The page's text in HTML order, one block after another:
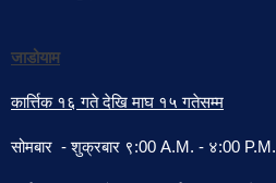
जाडोयाम
कार्त्तिक १६ गते देखि माघ १५ गतेसम्म
सोमबार - शुक्रबार ९:00 A.M. - ४:00 P.M.